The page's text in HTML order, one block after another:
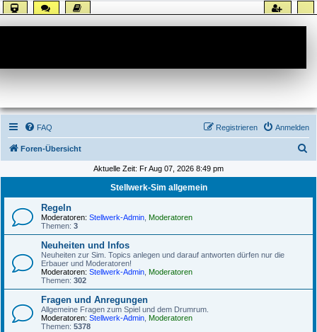
FAQ Anmelden
Registrieren
Foren-Übersicht
h
Aktuelle Zeit: Fr Aug 07, 2026 8:49 pm
Stellwerk-Sim allgemein
Regeln
Moderatoren: Stellwerk-Admin Moderatoren
Themen: 3
Neuheiten und Infos
Neuheiten zur Sim. Topics anlegen und darauf antworten dürfen nur die
Erbauer und Moderatoren!
Moderatoren: Stellwerk-Admin Moderatoren
Themen: 302
Fragen und Anregungen
Allgemeine Fragen zum Spiel und dem Drumrum.
Moderatoren: Stellwerk-Admin Moderatoren
Themen: 5378